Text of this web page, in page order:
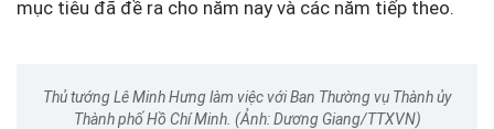
mục tiêu đã đề ra cho năm nay và các năm tiếp theo.
Thủ tướng Lê Minh Hưng làm việc với Ban Thường vụ Thành ủy
Thành phố Hồ Chí Minh. (Ảnh: Dương Giang/TTXVN)